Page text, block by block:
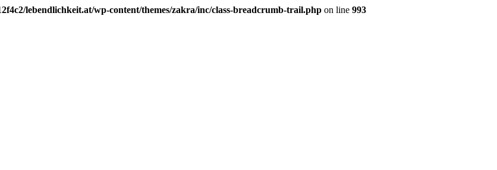
lebendlichkeit.at/wp-content/themes/zakra/inc/class-breadcrumb-trail.php on line 993